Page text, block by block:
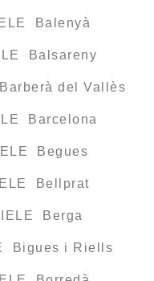
Balenyà
Balsareny
del Vallès
Barcelona
Begues
Bellprat
Berga
Bigues i Riells